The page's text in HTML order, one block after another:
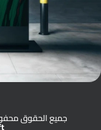
جميع الحقوق